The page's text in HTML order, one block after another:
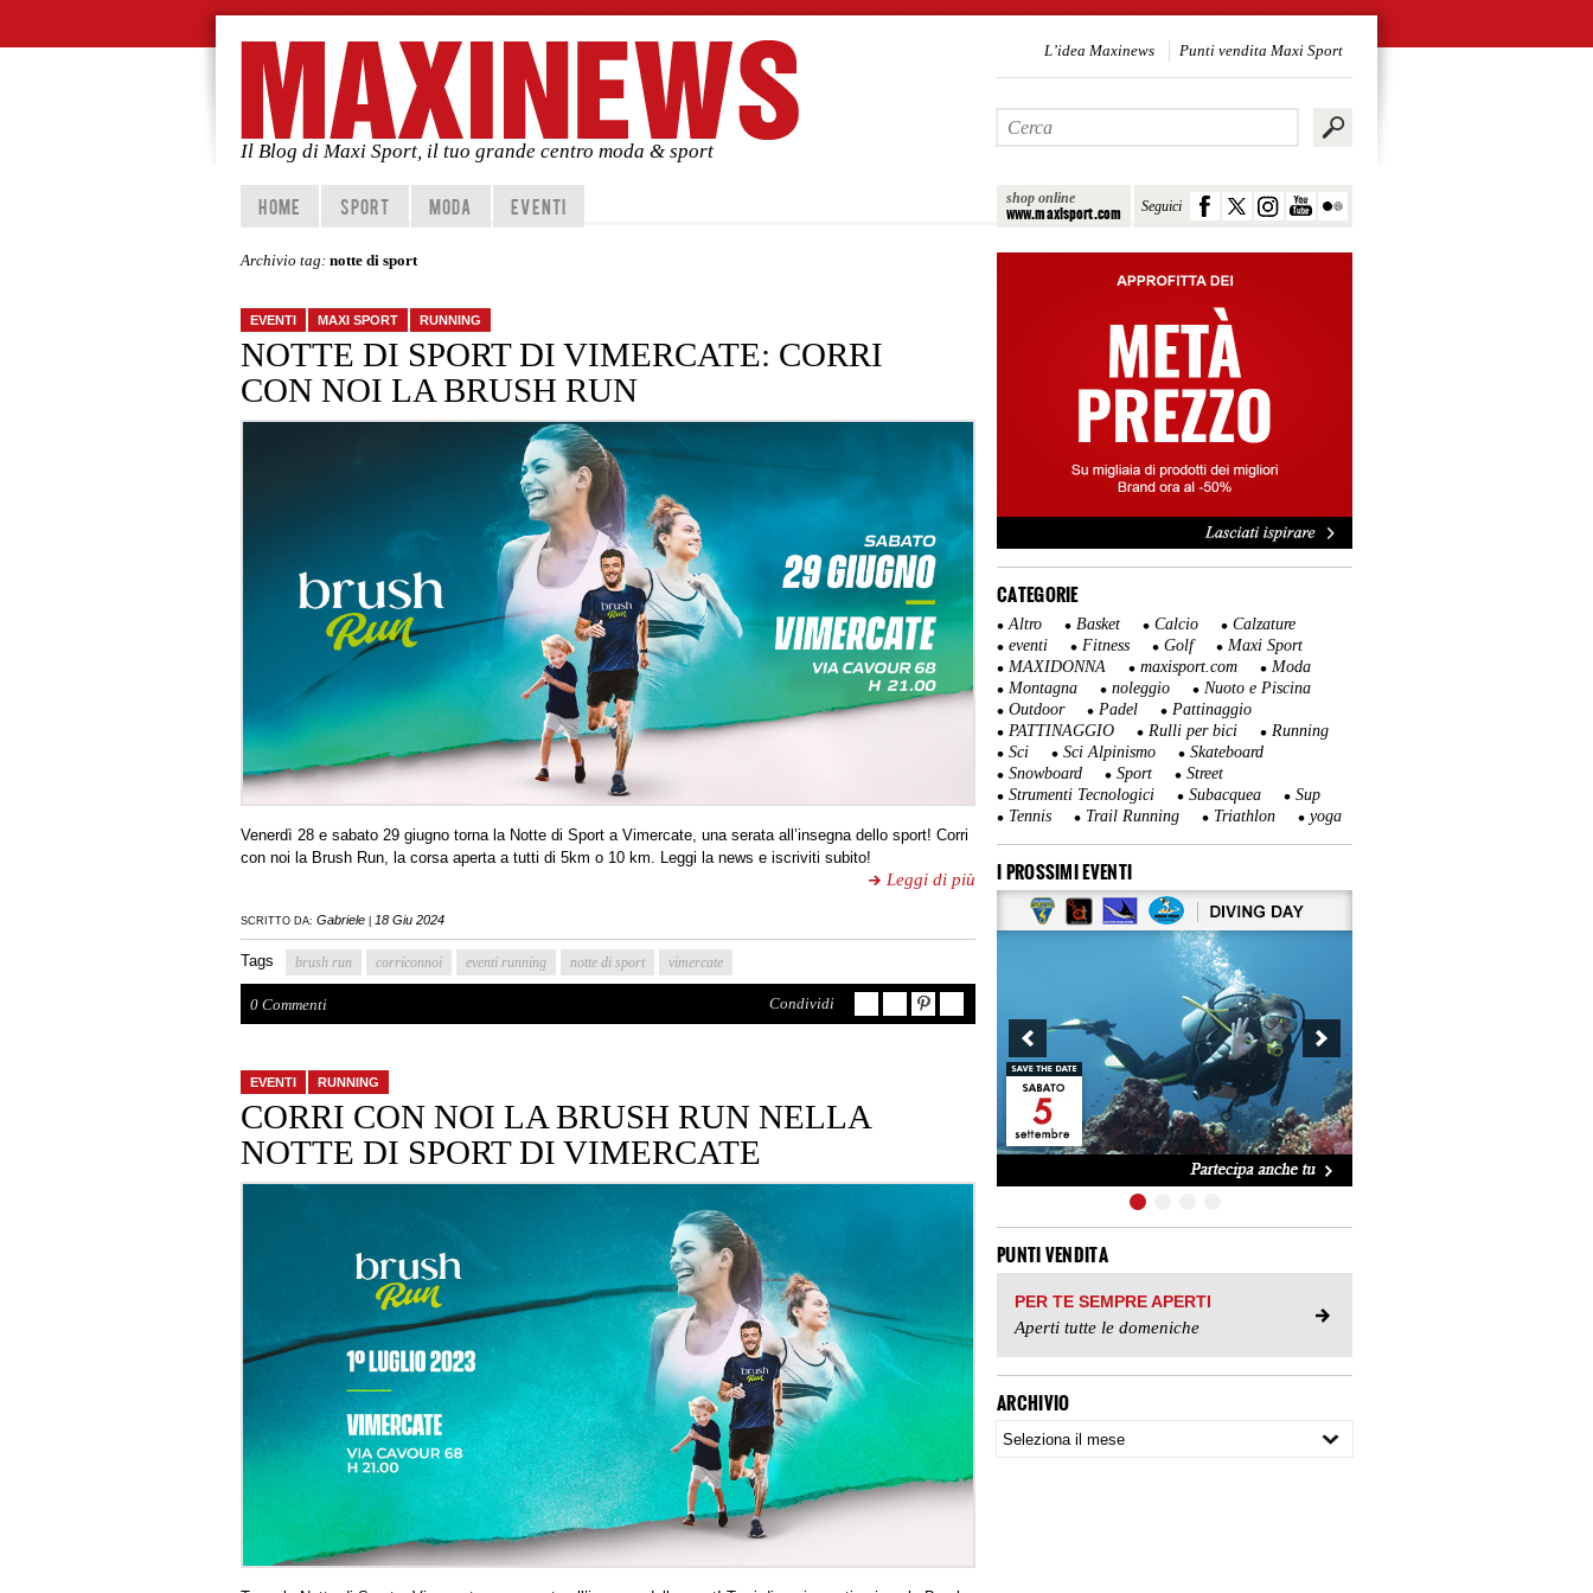
Il Blog di Maxi Sport, il tuo grande centro moda & sport
shop online
www.maxisport.com Seguici
L’idea Maxinews Punti vendita Maxi Sport
Vai al contenuto principale
Vai al contenuto secondario
HOME SPORT MODA EVENTI
Archivio tag: notte di sport
EVENTI MAXI SPORT RUNNING
NOTTE DI SPORT DI VIMERCATE: CORRI
CON NOI LA BRUSH RUN
Venerdì 28 e sabato 29 giugno torna la Notte di Sport a Vimercate, una serata all’insegna dello sport! Corri
con noi la Brush Run, la corsa aperta a tutti di 5km o 10 km. Leggi la news e iscriviti subito!
Leggi di più
SCRITTO DA: Gabriele 18 Giu 2024
Tags brush run corriconnoi eventi running notte di sport vimercate
0 Commenti Condividi
EVENTI RUNNING
CORRI CON NOI LA BRUSH RUN NELLA
NOTTE DI SPORT DI VIMERCATE
CATEGORIE
Altro Basket Calcio
Calzature
eventi
Fitness Golf
Maxi Sport
MAXIDONNA
maxisport.com
Moda
Montagna
noleggio
Nuoto e Piscina
Outdoor
Padel
Pattinaggio
PATTINAGGIO
Rulli per bici
Running
Sci
Sci Alpinismo
Skateboard
Snowboard
Sport
Street
Strumenti Tecnologici
Subacquea
Sup
Tennis
Trail Running Triathlon yoga
I PROSSIMI EVENTI
PUNTI VENDITA
PER TE SEMPRE APERTI
Aperti tutte le domeniche
ARCHIVIO